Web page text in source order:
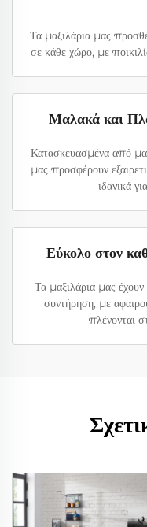
Τα μαξιλάρια μας
σε κάθε χώρο, με
Μαλακά και
Κατασκευασμένα από
μας προσφέρουν
ιδανικά
Εύκολο στον
Τα μαξιλάρια μας έχουν
συντήρηση, με
πλένονται